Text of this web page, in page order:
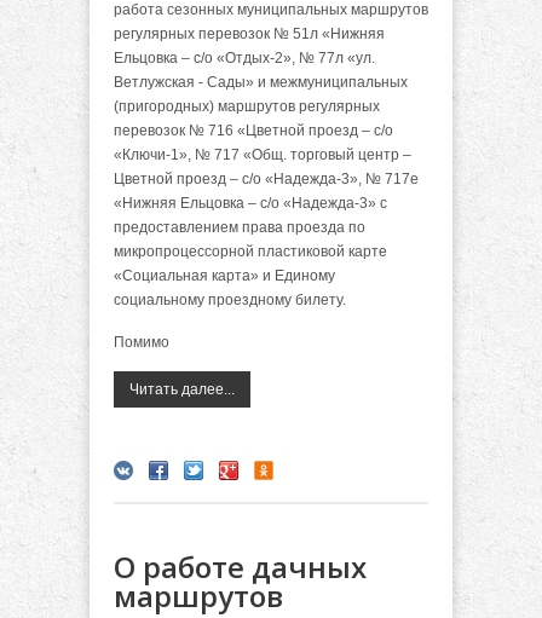
работа сезонных муниципальных маршрутов
регулярных перевозок № 51л «Нижняя
Ельцовка – с/о «Отдых-2», № 77л «ул.
Ветлужская - Сады» и межмуниципальных
(пригородных) маршрутов регулярных
перевозок № 716 «Цветной проезд – с/о
«Ключи-1», № 717 «Общ. торговый центр –
Цветной проезд – с/о «Надежда-3», № 717е
«Нижняя Ельцовка – с/о «Надежда-3» с
предоставлением права проезда по
микропроцессорной пластиковой карте
«Социальная карта» и Единому
социальному проездному билету.
Помимо
Читать далее...
О работе дачных
маршрутов